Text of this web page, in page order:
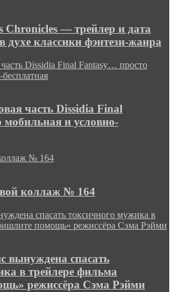
Chronicles — трейлер и дата
духе классики фэнтези-жанра
Dissidia Final Fantasy… просто
часть Dissidia Final
и условно-
№ 164
коллаж № 164
спасать токсичного мужика в
помощь» режиссёра Сэма Рэйми
вынуждена спасать
в трейлере фильма
режиссёра Сэма Рэйми